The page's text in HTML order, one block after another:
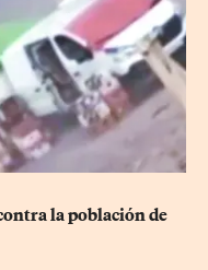
la población de